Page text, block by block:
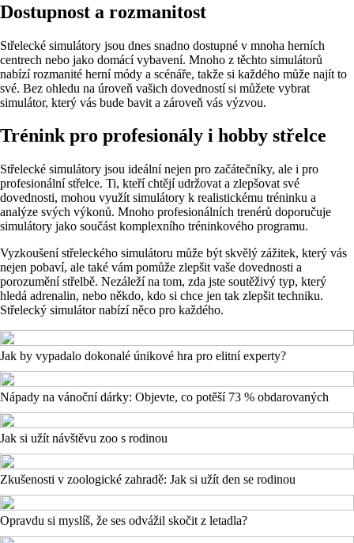
Dostupnost a rozmanitost
Střelecké simulátory jsou dnes snadno dostupné v mnoha herních
centrech nebo jako domácí vybavení. Mnoho z těchto simulátorů
nabízí rozmanité herní módy a scénáře, takže si každého může najít to
své. Bez ohledu na úroveň vašich dovedností si můžete vybrat
simulátor, který vás bude bavit a zároveň vás výzvou.
Trénink pro profesionály i hobby střelce
Střelecké simulátory jsou ideální nejen pro začátečníky, ale i pro
profesionální střelce. Ti, kteří chtějí udržovat a zlepšovat své
dovednosti, mohou využít simulátory k realistickému tréninku a
analýze svých výkonů. Mnoho profesionálních trenérů doporučuje
simulátory jako součást komplexního tréninkového programu.
Vyzkoušení střeleckého simulátoru může být skvělý zážitek, který vás
nejen pobaví, ale také vám pomůže zlepšit vaše dovednosti a
porozumění střelbě. Nezáleží na tom, zda jste soutěživý typ, který
hledá adrenalin, nebo někdo, kdo si chce jen tak zlepšit techniku.
Střelecký simulátor nabízí něco pro každého.
Jak by vypadalo dokonalé únikové hra pro elitní experty?
Nápady na vánoční dárky: Objevte, co potěší 73 % obdarovaných
Jak si užít návštěvu zoo s rodinou
Zkušenosti v zoologické zahradě: Jak si užít den se rodinou
Opravdu si myslíš, že ses odvážil skočit z letadla?